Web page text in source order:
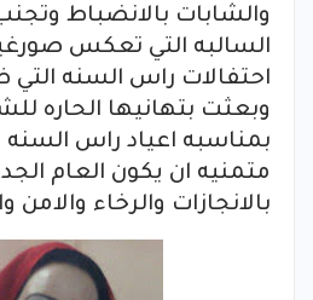
والشابات بالانضباط
السالبه التي تعكس
احتفالات راس السنه
وبعثت بتهانيها الحاره
بمناسبه اعياد راس السنه
متمنيه ان يكون العام
بالانجازات والرخاء والامن